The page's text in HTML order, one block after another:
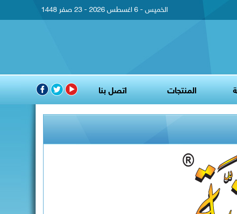
الخميس - 6 اغسطس 2026 - 23 صفر 1448
اتصل بنا المنتجات